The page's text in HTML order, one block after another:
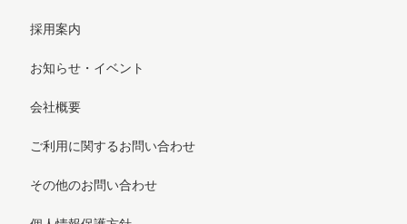
採用案内
お知らせ・イベント
会社概要
ご利用に関するお問い合わせ
その他のお問い合わせ